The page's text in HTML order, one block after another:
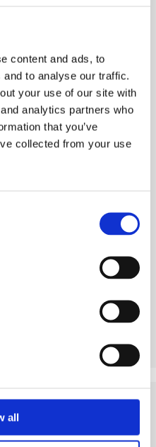
content and ads, to
to analyse our traffic.
your use of our site with
analytics partners who
that you’ve
collected from your use
all
connexes